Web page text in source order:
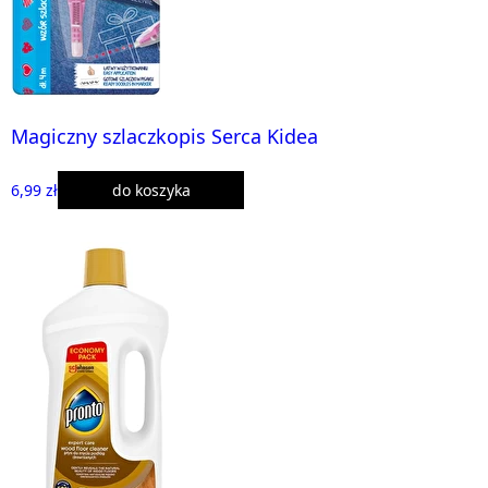
Magiczny szlaczkopis Serca Kidea
6,99 zł do koszyka